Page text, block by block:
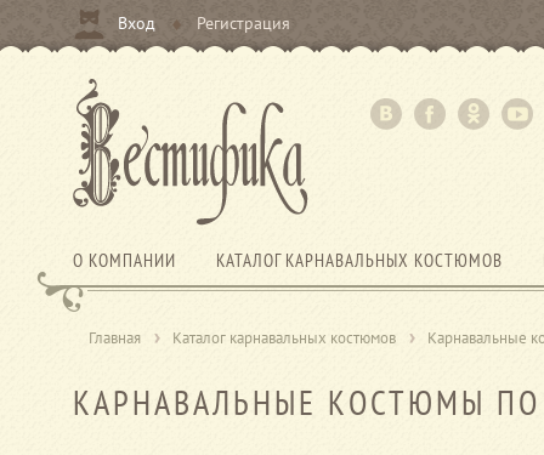
Вход Регистрация
О КОМПАНИИ КАТАЛОГ КАРНАВАЛЬНЫХ КОСТЮМОВ
Главная Каталог карнавальных костюмов Карнавальные
КАРНАВАЛЬНЫЕ КОСТЮМЫ